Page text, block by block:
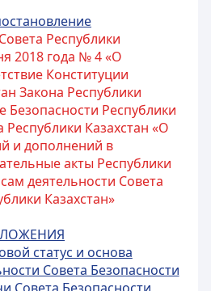
Республики
2018 года № 4 «О
Конституции
Закона Республики
Безопасности Республики
Республики Казахстан «О
и дополнений в
акты Республики
деятельности Совета
Казахстан»
статус и основа
Совета Безопасности